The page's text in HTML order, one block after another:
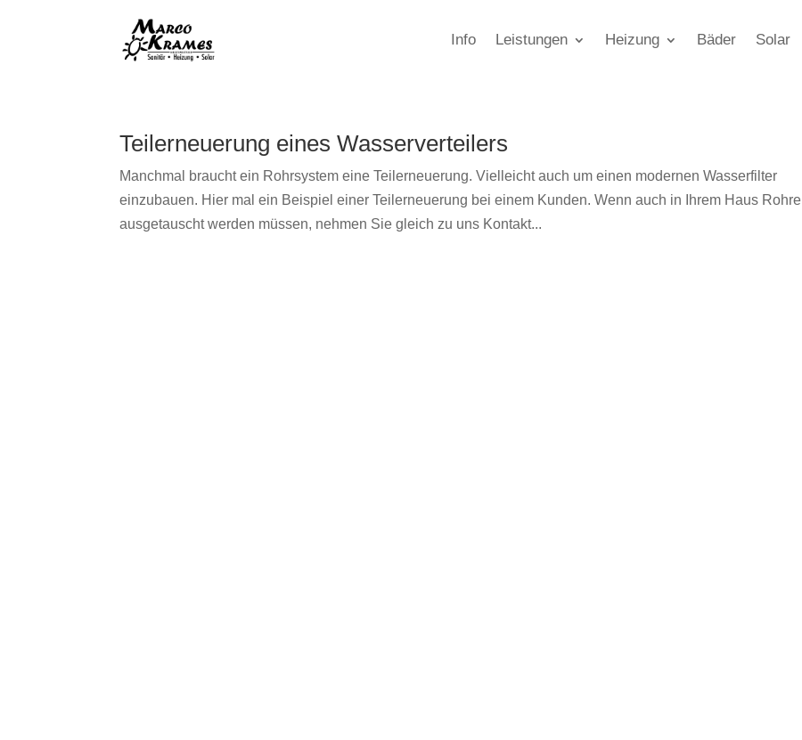
Info Leistungen Heizung Bäder Solar
Teilerneuerung eines Wasserverteilers
Manchmal braucht ein Rohrsystem eine Teilerneuerung. Vielleicht auch um einen modernen Wasserfilter
einzubauen. Hier mal ein Beispiel einer Teilerneuerung bei einem Kunden. Wenn auch in Ihrem Haus Rohre
ausgetauscht werden müssen, nehmen Sie gleich zu uns Kontakt...